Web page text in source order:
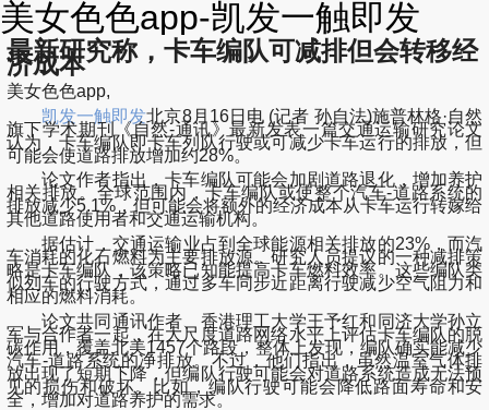
美女色色app-凯发一触即发
最新研究称，卡车编队可减排但会转移经
济成本
美女色色app,
凯发一触即发北京8月16日电 (记者 孙自法)施普林格·自然
旗下学术期刊《自然-通讯》最新发表一篇交通运输研究论文
认为，卡车编队即卡车列队行驶或可减少卡车运行的排放，但
可能会使道路排放增加约28%。
论文作者指出，卡车编队可能会加剧道路退化，增加养护
相关排放。全球范围内，卡车编队或使整个汽车-道路系统的
排放减少5.1%，但可能会将额外的经济成本从卡车运行转嫁给
其他道路使用者和交通运输机构。
据估计，交通运输业占到全球能源相关排放的23%，而汽
车消耗的化石燃料为主要排放源。研究人员提议的一种减排策
略是卡车编队，该策略已知能提高卡车燃料效率。这些编队类
似列车的行驶方式，通过多车同步近距离行驶减少空气阻力和
相应的燃料消耗。
论文共同通讯作者、香港理工大学王予红和同济大学孙立
军与合作者一起，在大尺度道路网络水平上评估卡车编队的脱
碳作用，覆盖北美1457个路段，整体上发现，编队确实能减少
汽车-道路系统的净排放。不过，他们指出，虽然温室气体排
放出现了短期下降，但编队行驶可能会对道路系统造成无法预
见的损伤和破坏。比如，编队行驶可能会降低路面寿命和安
全，增加对道路养护的需求。